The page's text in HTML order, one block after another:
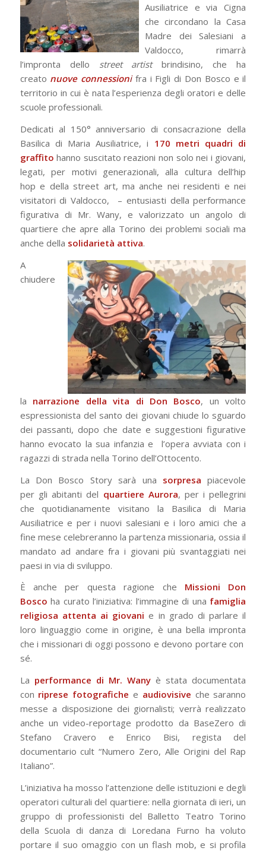
Ausiliatrice e via Cigna
che circondano la Casa
Madre dei Salesiani a
Valdocco, rimarrà
l’impronta dello street artistbrindisino, che ha
creato nuove connessionifra i Figli di Don Bosco e il
territorio in cui è nata l’esperienza degli oratori e delle
scuole professionali.
Dedicati al 150° anniversario di consacrazione della
Basilica di Maria Ausiliatrice, i 170 metri quadri di
graffito hanno suscitato reazioni non solo nei i giovani,
legati, per motivi generazionali, alla cultura dell’hip
hop e della street art, ma anche nei residenti e nei
visitatori di Valdocco, – entusiasti della performance
figurativa di Mr. Wany, e valorizzato un angolo di
quartiere che apre alla Torino dei problemi sociali ma
anche della solidarietà attiva.
A
chiudere
la narrazione della vita di Don Bosco, un volto
espressionista del santo dei giovani chiude lo sguardo
dei passanti, dopo che date e suggestioni figurative
hanno evocato la sua infanzia e l’opera avviata con i
ragazzi di strada nella Torino dell’Ottocento.
La Don Bosco Story sarà una sorpresa piacevole
per gli abitanti del quartiere Aurora, per i pellegrini
che quotidianamente visitano la Basilica di Maria
Ausiliatrice e per i nuovi salesiani e i loro amici che a
fine mese celebreranno la partenza missionaria, ossia il
mandato ad andare fra i giovani più svantaggiati nei
paesi in via di sviluppo.
È anche per questa ragione che Missioni Don
Bosco ha curato l’iniziativa: l’immagine di una famiglia
religiosa attenta ai giovani e in grado di parlare il
loro linguaggio come in origine, è una bella impronta
che i missionari di oggi possono e devono portare con
sé.
La performance di Mr. Wany è stata documentata
con riprese fotografiche e audiovisive che saranno
messe a disposizione dei giornalisti; verrà realizzato
anche un video-reportage prodotto da BaseZero di
Stefano Cravero e Enrico Bisi, regista del
documentario cult “Numero Zero, Alle Origini del Rap
Italiano”.
L’iniziativa ha mosso l’attenzione delle istituzioni e degli
operatori culturali del quartiere: nella giornata di ieri, un
gruppo di professionisti del Balletto Teatro Torino
della Scuola di danza di Loredana Furno ha voluto
portare il suo omaggio con un flash mob, e si profila